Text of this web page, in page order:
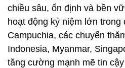
chiều sâu, ổn định và bền
hoạt động kỷ niệm lớn trong
Campuchia, các chuyến
Indonesia, Myanmar,
tăng cường mạnh mẽ tin